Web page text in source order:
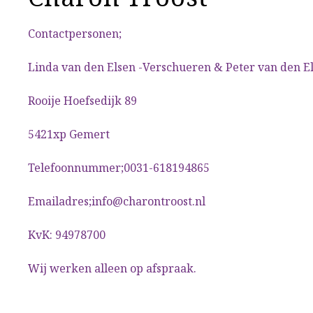
Contactpersonen;
Linda van den Elsen -Verschueren & Peter van den
Rooije Hoefsedijk 89
5421xp Gemert
Telefoonnummer;0031-618194865
Emailadres;info@charontroost.nl
KvK: 94978700
Wij werken alleen op afspraak.